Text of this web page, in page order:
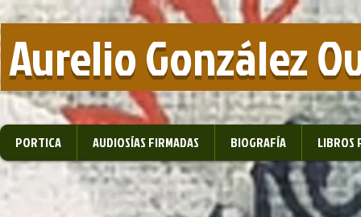
Aurelio González
PORTICA AUDIOSÍAS FIRMADAS BIOGRAFÍA LIBROS